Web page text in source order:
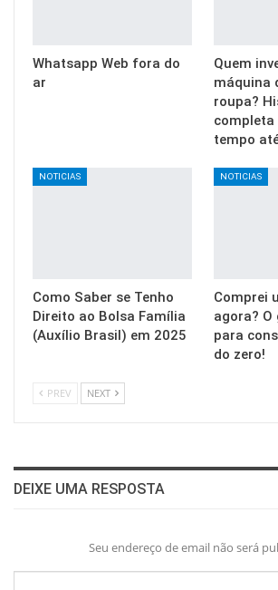
Whatsapp Web fora do
ar
Quem
máquina
roupa?
completa
tempo
NOTICIAS
Como Saber se Tenho
Direito ao Bolsa Família
(Auxílio Brasil) em 2025
NOTICIAS
Comprei
agora?
para
do zero!
PREV NEXT
DEIXE UMA RESPOSTA
Seu endereço de email não será